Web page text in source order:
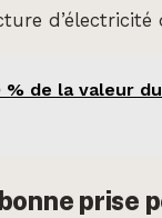
% de la valeur
prise